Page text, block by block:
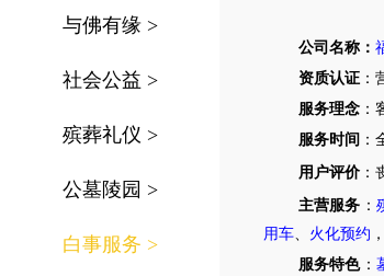
与佛有缘 >
社会公益 >
殡葬礼仪 >
公墓陵园 >
白事服务 >
公司名称：
资质认证 ：
服务理念 ：
服务时间 ：
用户评价：
主营服务 ：
用车
火化预约 ，
服务特色：